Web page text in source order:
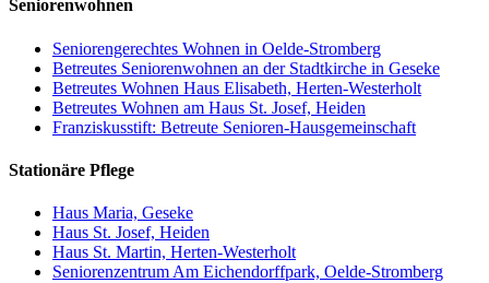
Seniorenwohnen
Seniorengerechtes Wohnen in Oelde-Stromberg
Betreutes Seniorenwohnen an der Stadtkirche in Geseke
Betreutes Wohnen Haus Elisabeth, Herten-Westerholt
Betreutes Wohnen am Haus St. Josef, Heiden
Franziskusstift: Betreute Senioren-Hausgemeinschaft
Stationäre Pflege
Haus Maria, Geseke
Haus St. Josef, Heiden
Haus St. Martin, Herten-Westerholt
Seniorenzentrum Am Eichendorffpark, Oelde-Stromberg